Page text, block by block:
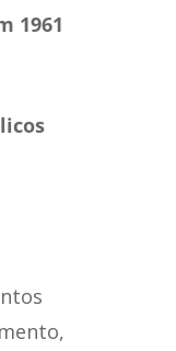
1961